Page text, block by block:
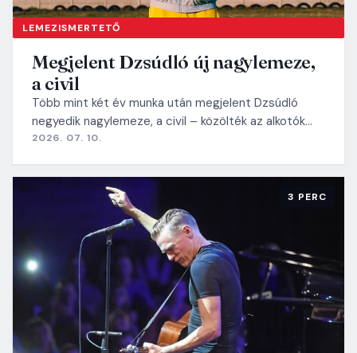
LEMEZISMERTETŐ
Megjelent Dzsúdló új nagylemeze,
a civil
Több mint két év munka után megjelent Dzsúdló
negyedik nagylemeze, a civil – közölték az alkotók…
2026. 07. 10.
3 PERC